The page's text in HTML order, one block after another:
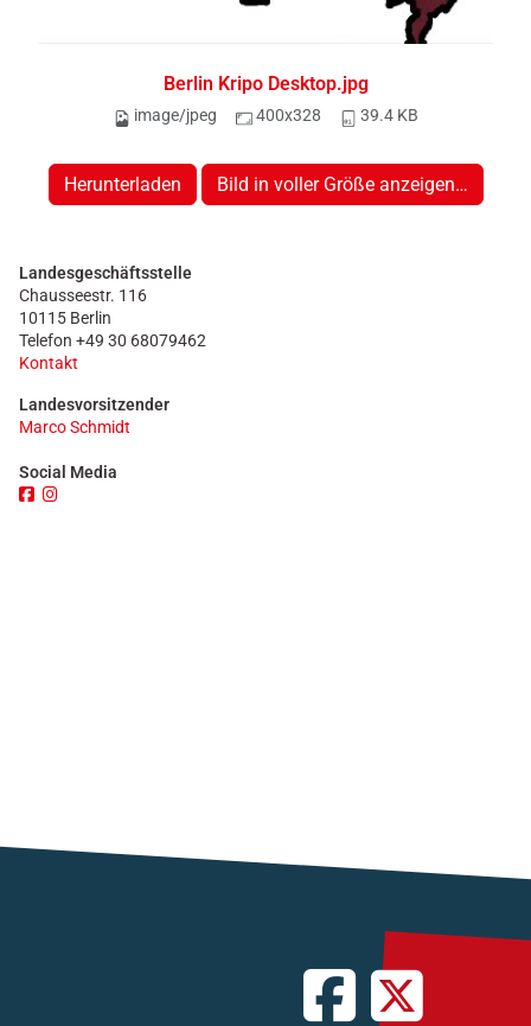
Berlin Kripo Desktop.jpg
image/jpeg 400x328 39.4 KB
Herunterladen Bild in voller Größe anzeigen…
Landesgeschäftsstelle
Chausseestr. 116
10115 Berlin
Telefon +49 30 68079462
Kontakt
Landesvorsitzender
Marco Schmidt
Social Media